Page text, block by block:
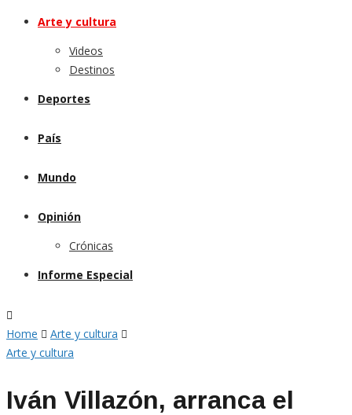
Arte y cultura
Videos
Destinos
Deportes
País
Mundo
Opinión
Crónicas
Informe Especial
Home
Arte y cultura
Arte y cultura
Iván Villazón, arranca el